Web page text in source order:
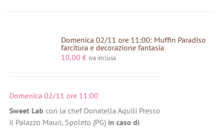
Domenica 02/11 ore 11:00: Muffin Paradiso
farcitura e decorazione fantasia
10,00 € iva inclusa
Domenica 02/11 ore 11:00
Sweet Lab con la chef Donatella Aquili Presso
il Palazzo Mauri, Spoleto (PG) in caso di